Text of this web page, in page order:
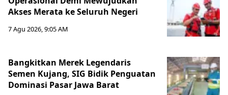
Akses Merata ke Seluruh Negeri
7 Agu 2026, 9:05 AM
Bangkitkan Merek Legendaris
Semen Kujang, SIG Bidik Penguatan
Dominasi Pasar Jawa Barat